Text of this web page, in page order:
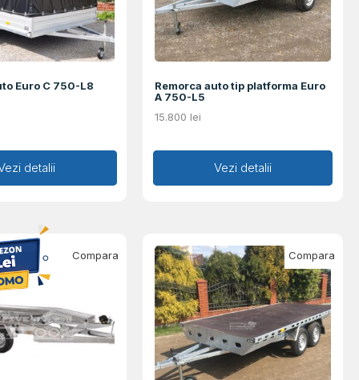
Euro C 750-L8
în coș
detalii
Remorca auto tip platforma Euro
A 750-L5
15.800 lei
Adaugă în coș
Vezi detalii
Compara Compara